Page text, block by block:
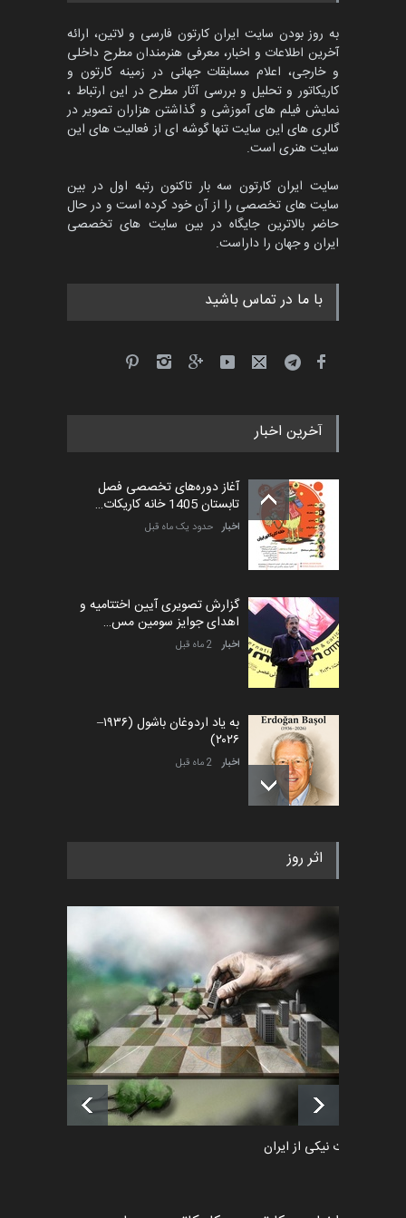
مسابقۀ بین‌المللی کارتون و
کاریکاتور «البغلی…
مهلت 3 ماه دیگر
جشنواره بین‌المللی کارتون
مدارس پرتغال، ۲۰۲۷
مهلت
مهلت
بیست و هشتمین مسابقه
مهلت 5 روز دیگر
به روز بودن سایت ایران کارتون فارسی و لاتین، ارائه
آخرین اطلاعات و اخبار، معرفی هنرمندان مطرح داخلی
و خارجی، اعلام مسابقات جهانی در زمینه کارتون و
کاریکاتور و تحلیل و بررسی آثار مطرح در این ارتباط ،
نمایش فیلم های آموزشی و گذاشتن هزاران تصویر در
گالری های این سایت تنها گوشه ای از فعالیت های این
سایت هنری است.
سایت ایران کارتون سه بار تاکنون رتبه اول در بین
سایت های تخصصی را از آن خود کرده است و در حال
حاضر بالاترین جایگاه در بین سایت های تخصصی
ایران و جهان را داراست.
با ما در تماس باشید
آخرین اخبار
آغاز دوره‌های تخصصی فصل
تابستان 1405 خانه کاریکات…
اخبار حدود یک ماه قبل
گزارش تصویری آیین اختتامیه و
اهدای جوایز سومین مس…
اخبار 2 ماه قبل
به یاد اردوغان باشول (۱۹۳۶–
۲۰۲۶)
اخبار 2 ماه قبل
رویداد کارگاهی کارتون و پوستر
اخبار 6 ماه قبل
فراخوان رویداد کارگاهی کارتون و
پوستر "ایران سربل…
اخبار 6 ماه قبل
لیست شرکت کنندگان یازدهمین
جشنواره بین‌المللی کا…
اخبار یک روز قبل
اثر روز
طراوت نیکی از ایران